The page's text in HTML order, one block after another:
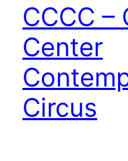
CCCC –
Center
Circus